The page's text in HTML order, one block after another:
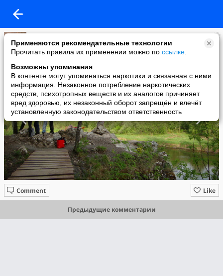
Применяются рекомендательные технологии
Прочитать правила их применении можно по ссылке
Возможны упоминания
В контенте могут упоминаться наркотики и связанная с ними
информация. Незаконное потребление наркотических
средств, психотропных веществ и их аналогов причиняет
вред здоровью, их незаконный оборот запрещён и влечёт
установленную законодательством ответственность
Александр
added a photo
30 May в 10:45
Like
Comment
Предыдущие комментарии